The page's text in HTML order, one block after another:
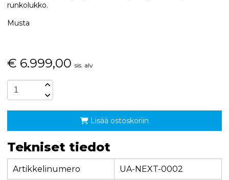
runkolukko.
Musta
€ 6.999,00 sis. alv
Lisää ostoskoriin
Tekniset tiedot
Artikkelinumero UA-NEXT-0002